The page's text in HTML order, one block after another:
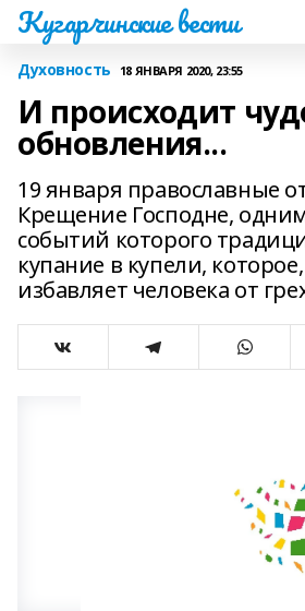
Кугарчинские вести
Духовность 18 ЯНВАРЯ 2020, 23:55
И происходит
обновления...
19 января православные
Крещение Господне,
событий которого
купание в купели,
избавляет человека от